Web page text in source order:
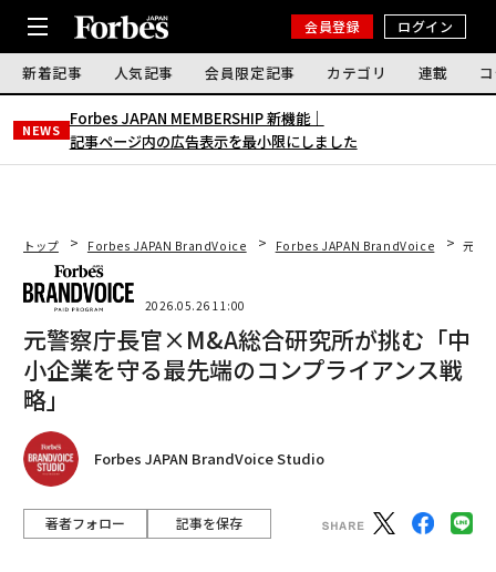
会員登録 ログイン
新着記事 人気記事 会員限定記事 カテゴリ 連載
NEWS
Forbes JAPAN MEMBERSHIP 新機能｜
記事ページ内の広告表示を最小限にしました
トップ Forbes JAPAN BrandVoice Forbes JAPAN BrandVoice 元警
2026.05.26 11:00
元警察庁長官×M&A総合研究所が挑む「中
小企業を守る最先端のコンプライアンス戦
略」
Forbes JAPAN BrandVoice Studio
著者フォロー 記事を保存